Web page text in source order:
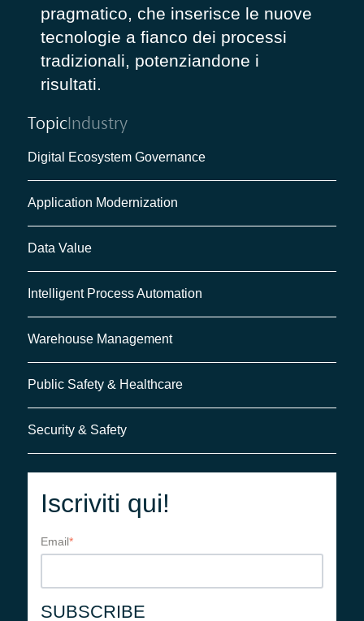
pragmatico, che inserisce le nuove
tecnologie a fianco dei processi
tradizionali, potenziandone i
risultati.
TopicIndustry
Digital Ecosystem Governance
Application Modernization
Data Value
Intelligent Process Automation
Warehouse Management
Public Safety & Healthcare
Security & Safety
Iscriviti qui!
Email*